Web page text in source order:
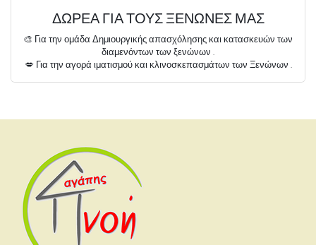
ΔΩΡΕΑ ΓΙΑ ΤΟΥΣ ΞΕΝΩΝΕΣ ΜΑΣ
🎨 Για την ομάδα Δημιουργικής απασχόλησης και κατασκευών των
διαμενόντων των ξενώνων .
💋 Για την αγορά ιματισμού και κλινοσκεπασμάτων των Ξενώνων .